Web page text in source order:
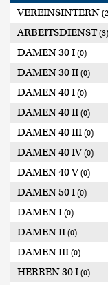
VEREINSINTERN
ARBEITSDIENST(3)
DAMEN 30 I (0)
DAMEN 30 II (0)
DAMEN 40 I (0)
DAMEN 40 II (0)
DAMEN 40 III (0)
DAMEN 40 IV(0)
DAMEN 40 V(0)
DAMEN 50 I (0)
DAMEN I (0)
DAMEN II (0)
DAMEN III (0)
HERREN 30 I (0)